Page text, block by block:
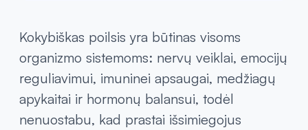
Kokybiškas poilsis yra būtinas visoms
organizmo sistemoms: nervų veiklai, emocijų
reguliavimui, imuninei apsaugai, medžiagų
apykaitai ir hormonų balansui, todėl
nenuostabu, kad prastai išsimiegojus